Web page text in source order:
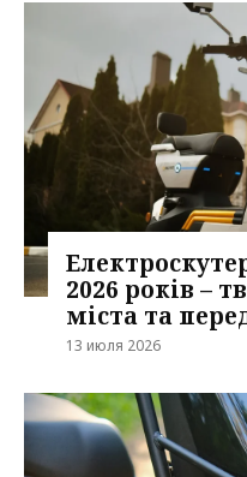
2026 років –
міста та
13 июля 2026